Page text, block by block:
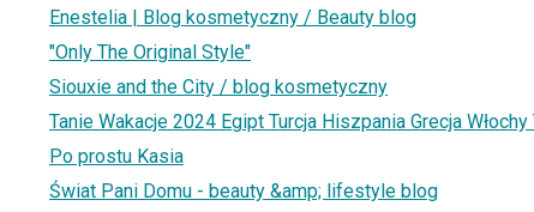
Enestelia | Blog kosmetyczny / Beauty blog
"Only The Original Style"
Siouxie and the City / blog kosmetyczny
Tanie Wakacje 2024 Egipt Turcja Hiszpania Grecja Włochy
Po prostu Kasia
Świat Pani Domu - beauty &amp; lifestyle blog